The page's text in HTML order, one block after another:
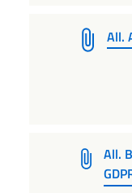
All.
All.